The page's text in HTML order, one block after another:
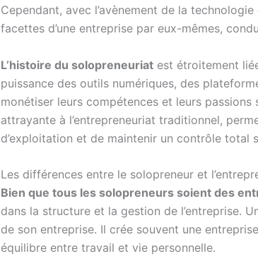
Cependant, avec l’avènement de la
facettes d’une entreprise par eux-mêmes,
L’histoire du solopreneuriatest étroitement
puissance des outils numériques, des
monétiser leurs compétences et leurs
attrayante à l’entrepreneuriat traditionnel,
d’exploitation et de maintenir un contrôle total
Les différences entre le solopreneur et
Bien que tous les solopreneurs soient des
dans la structure et la gestion de l’entreprise.
de son entreprise. Il crée souvent une
équilibre entre travail et vie personnelle.